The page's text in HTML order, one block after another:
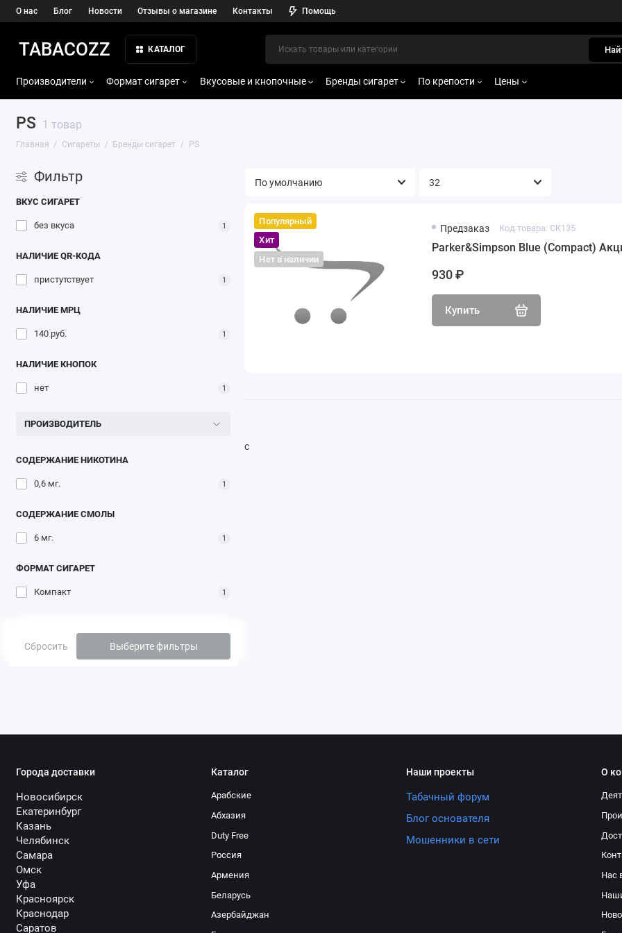
О нас Блог Новости Отзывы о магазине Контакты Помощь
TABACOZZ КАТАЛОГ
Производители Формат сигарет Вкусовые и кнопочные Бренды сигарет По крепости Цены
PS 1 товар
Главная Сигареты Бренды сигарет PS
Фильтр
ВКУС СИГАРЕТ
без вкуса 1
НАЛИЧИЕ QR-КОДА
пристутствует 1
НАЛИЧИЕ МРЦ
140 руб. 1
НАЛИЧИЕ КНОПОК
нет 1
ПРОИЗВОДИТЕЛЬ
СОДЕРЖАНИЕ НИКОТИНА
0,6 мг. 1
СОДЕРЖАНИЕ СМОЛЫ
6 мг. 1
ФОРМАТ СИГАРЕТ
Компакт 1
Сбросить Выберите фильтры
Популярный
Хит
Нет в наличии
Предзаказ Код товара: CK135
Parker&Simpson Blue (Compact)
930 ₽
Купить
с
Города доставки
Новосибирск
Екатеринбург
Казань
Челябинск
Самара
Омск
Уфа
Красноярск
Краснодар
Саратов
Каталог
Арабские
Абхазия
Duty Free
Россия
Армения
Беларусь
Азербайджан
Наши проекты
Табачный форум
Блог основателя
Мошенники в сети
О
Нас